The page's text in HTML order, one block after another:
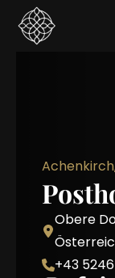
Obere
+43